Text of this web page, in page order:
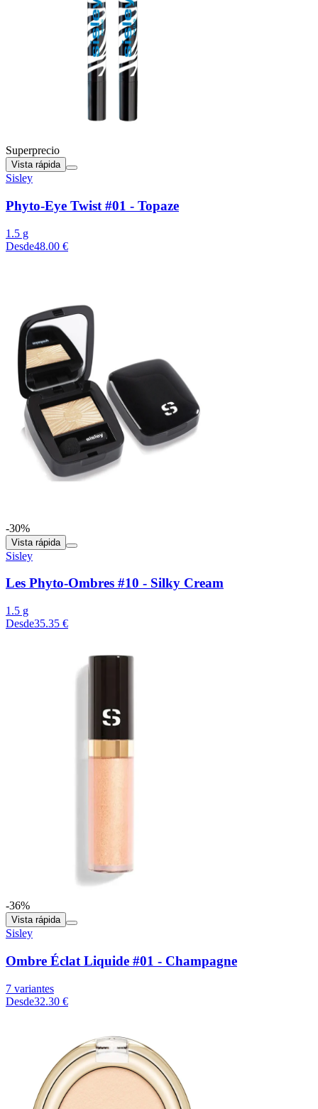
Superprecio
Vista rápida
Sisley
Phyto-Eye Twist #01 - Topaze
1.5 g
Desde48.00 €
-30%
Vista rápida
Sisley
Les Phyto-Ombres #10 - Silky Cream
1.5 g
Desde35.35 €
-36%
Vista rápida
Sisley
Ombre Éclat Liquide #01 - Champagne
7 variantes
Desde32.30 €